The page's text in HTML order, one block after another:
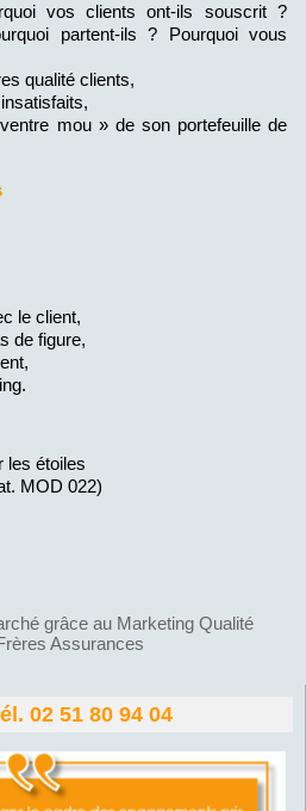
02 51 80 94 04
vos clients ont-ils souscrit ?
partent-ils ? Pourquoi vous
qualité clients,
mou » de son portefeuille de
le client,
de figure,
les étoiles
MOD 022)
grâce au Marketing Qualité
Assurances